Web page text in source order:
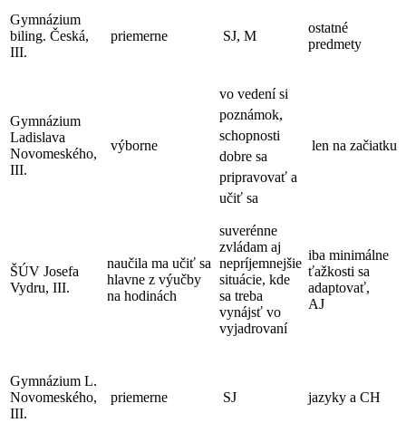
Gymnázium
biling. Česká,
III.
priemerne SJ, M
ostatné
predmety
Gymnázium
Ladislava
Novomeského,
III.
výborne
vo vedení si
poznámok,
schopnosti
dobre sa
pripravovať a
učiť sa
len na začiatku
ŠÚV Josefa
Vydru, III.
naučila ma učiť sa
hlavne z výučby
na hodinách
suverénne
zvládam aj
nepríjemnejšie
situácie, kde
sa treba
vynájsť vo
vyjadrovaní
iba minimálne
ťažkosti sa
adaptovať,
AJ
Gymnázium L.
Novomeského,
III.
priemerne SJ jazyky a CH